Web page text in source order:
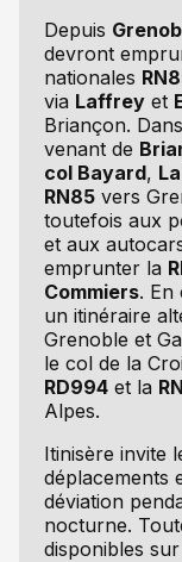
Depuis
devront
nationales
via Laffreyet
Briançon.
venant de
col Bayard,
RN85vers
toutefois aux
et aux
emprunter la
Commiers. En
un itinéraire
Grenoble et
le col de la
RD994et la
Alpes.
Itinisère invite
déplacements
déviation
nocturne.
disponibles